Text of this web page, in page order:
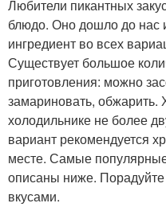
Любители пикантных
блюдо. Оно дошло до нас
ингредиент во всех
Существует большое
приготовления: можно
замариновать, обжарить.
холодильнике не более
вариант рекомендуется
месте. Самые
описаны ниже.
вкусами.